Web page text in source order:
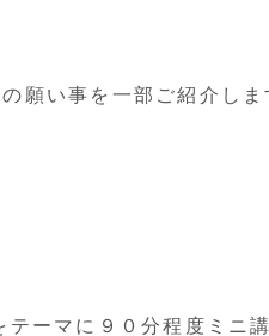
願い事を一部ご紹介し
ーマに９０分程度ミニ